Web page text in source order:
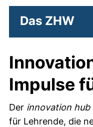
Das ZHW
Impulse
Der innovation hub
für Lehrende, die